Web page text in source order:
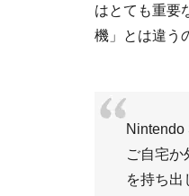
はとても重要
機」とは違う
Nintendo
ご自宅か
を持ち出